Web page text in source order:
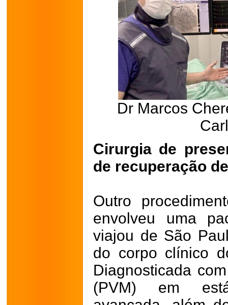
Dr Marcos
Cirurgia de
de recuperação
Outro
envolveu uma
viajou de São
do corpo clínico
Diagnosticada
(PVM) em